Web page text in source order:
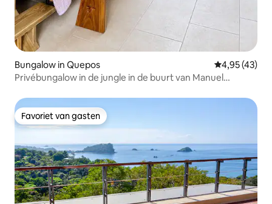
Bungalow in Quepos Gemiddelde
4,95 (43)
Privébungalow in de jungle in de buurt van Manuel
Favoriet van gasten
Favoriet van gasten